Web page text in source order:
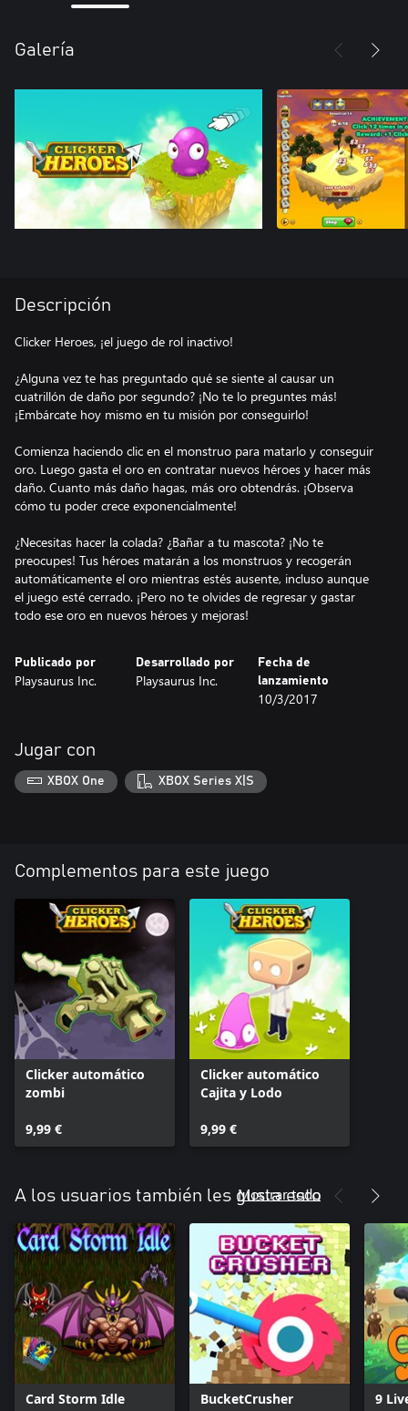
Galería
Descripción
Clicker Heroes, ¡el juego de rol inactivo!
¿Alguna vez te has preguntado qué se siente al causar un
cuatrillón de daño por segundo? ¡No te lo preguntes más!
¡Embárcate hoy mismo en tu misión por conseguirlo!
Comienza haciendo clic en el monstruo para matarlo y conseguir
oro. Luego gasta el oro en contratar nuevos héroes y hacer más
daño. Cuanto más daño hagas, más oro obtendrás. ¡Observa
cómo tu poder crece exponencialmente!
¿Necesitas hacer la colada? ¿Bañar a tu mascota? ¡No te
preocupes! Tus héroes matarán a los monstruos y recogerán
automáticamente el oro mientras estés ausente, incluso aunque
el juego esté cerrado. ¡Pero no te olvides de regresar y gastar
todo ese oro en nuevos héroes y mejoras!
Publicado por
Playsaurus Inc.
Desarrollado por
Playsaurus Inc.
Fecha de
lanzamiento
10/3/2017
Jugar con
XBOX One XBOX Series X|S
Complementos para este juego
Clicker automático
zombi
9,99 €
Clicker automático
Cajita y Lodo
9,99 €
A los usuarios también les gusta esto
Mostrar todo
Card Storm Idle
BucketCrusher 9